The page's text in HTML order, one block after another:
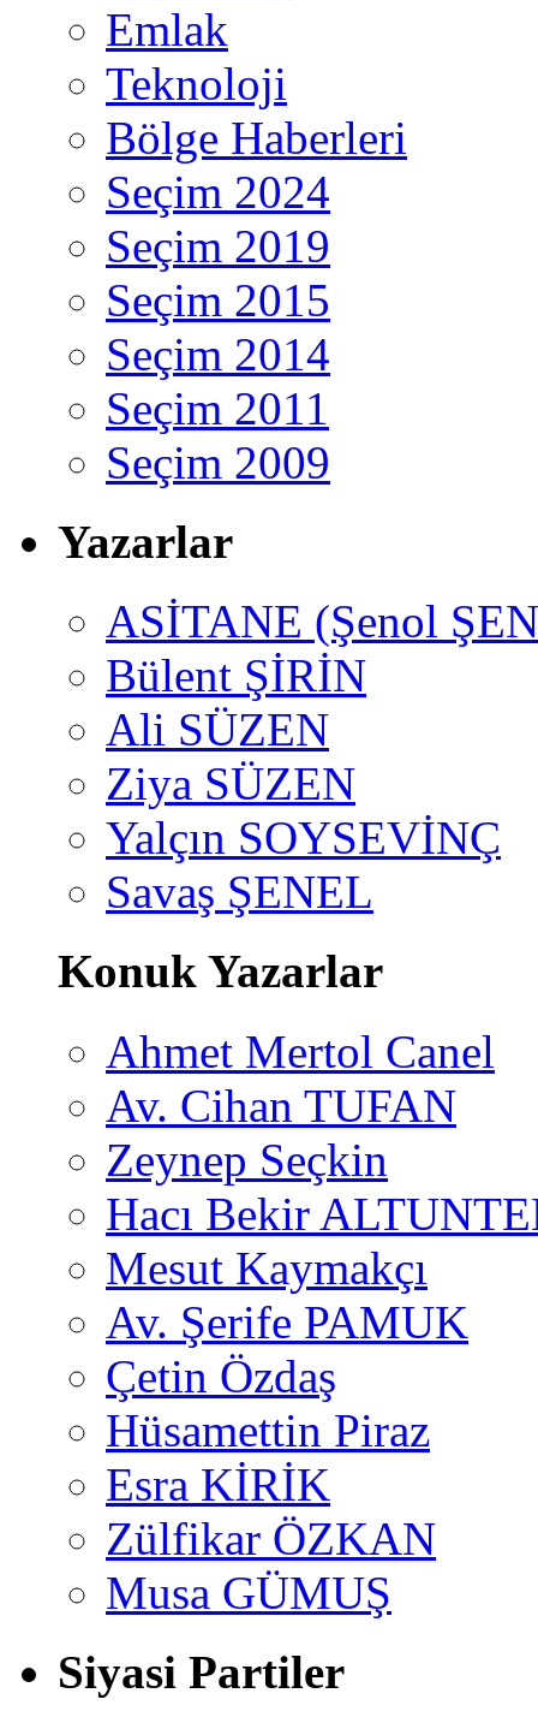
Emlak
Teknoloji
Bölge Haberleri
Seçim 2024
Seçim 2019
Seçim 2015
Seçim 2014
Seçim 2011
Seçim 2009
Yazarlar
ASİTANE (Şenol
Bülent ŞİRİN
Ali SÜZEN
Ziya SÜZEN
Yalçın SOYSEVİNÇ
Savaş ŞENEL
Konuk Yazarlar
Ahmet Mertol Canel
Av. Cihan TUFAN
Zeynep Seçkin
Hacı Bekir
Mesut Kaymakçı
Av. Şerife PAMUK
Çetin Özdaş
Hüsamettin Piraz
Esra KİRİK
Zülfikar ÖZKAN
Musa GÜMUŞ
Siyasi Partiler